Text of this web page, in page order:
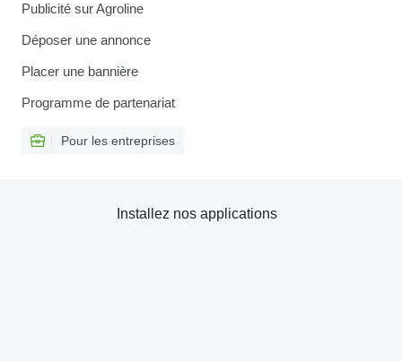
Publicité sur Agroline
Déposer une annonce
Placer une bannière
Programme de partenariat
Pour les entreprises
Installez nos applications